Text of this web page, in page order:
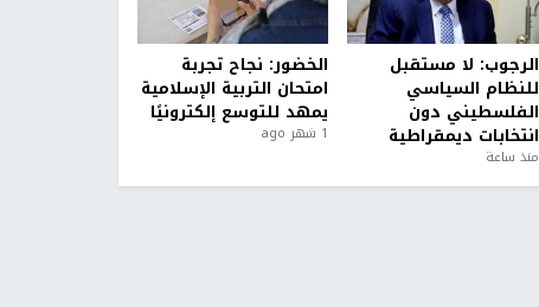
الرجوب: لا مستقبل
للنظام السياسي
الفلسطيني دون
انتخابات ديمقراطية
منذ ساعة
الخضور: نجاح تجربة
امتحان التربية الإسلامية
يمهد للتوسع إلكترونيًا
1 شهر ago